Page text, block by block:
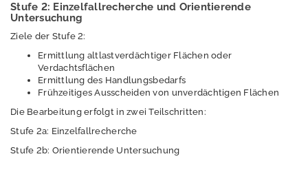
s
s
w
P
u
b
Stufe 2: Einzelfallrecherche und Orientierende
Untersuchung
Ziele der Stufe 2:
Ermittlung altlastverdächtiger Flächen oder
Verdachtsflächen
Ermittlung des Handlungsbedarfs
Frühzeitiges Ausscheiden von unverdächtigen Flächen
Die Bearbeitung erfolgt in zwei Teilschritten:
Stufe 2a: Einzelfallrecherche
Stufe 2b: Orientierende Untersuchung